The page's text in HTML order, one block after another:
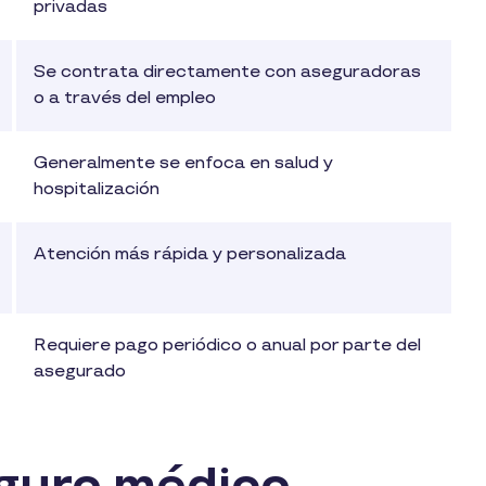
privadas
Se contrata directamente con aseguradoras
o a través del empleo
Generalmente se enfoca en salud y
hospitalización
Atención más rápida y personalizada
Requiere pago periódico o anual por parte del
asegurado